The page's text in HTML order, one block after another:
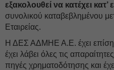
εξακολουθεί να κατέχει
συνολικού καταβεβλημένου
Εταιρείας.
Η ΔΕΣ ΑΔΜΗΕ Α.Ε. έχει επίσης
έχει λάβει όλες τις
πηγές χρηματοδότησης και